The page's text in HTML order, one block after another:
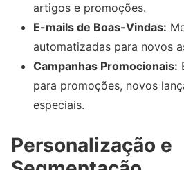
artigos e promoções.
E-mails de Boas-Vindas:
automatizadas para novos
Campanhas Promocionais:
para promoções, novos
especiais.
Personalização e